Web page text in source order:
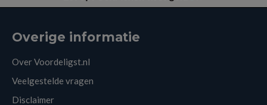
Overige informatie
Over Voordeligst.nl
Veelgestelde vragen
Disclaimer